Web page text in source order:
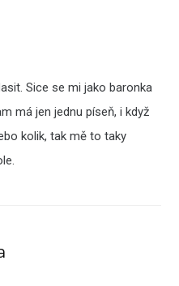
Sice se mi jako baronka
má jen jednu píseň, i když
kolik, tak mě to taky